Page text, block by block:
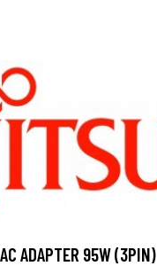
ADAPTER 95W (3PIN)